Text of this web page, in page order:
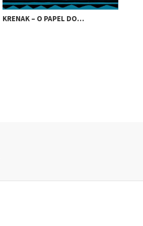
KRENAK – O PAPEL DO…